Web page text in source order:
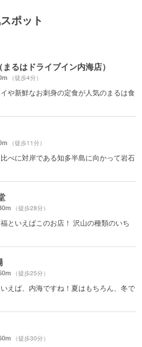
ポット
るはドライブイン内海店）
（徒歩4分）
や新鮮なお刺身の定食が人気のまるは食
（徒歩11分）
べに対岸である知多半島に向かって岩石
（徒歩28分）
といえばこのお店！ 沢山の種類のいち
（徒歩25分）
えば、内海ですね！夏はもちろん、冬で
（徒歩30分）